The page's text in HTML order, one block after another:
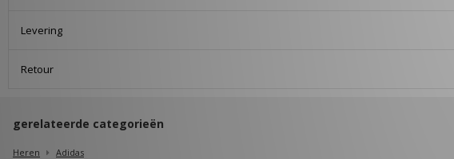
Levering
Retour
gerelateerde categorieën
Heren
Adidas